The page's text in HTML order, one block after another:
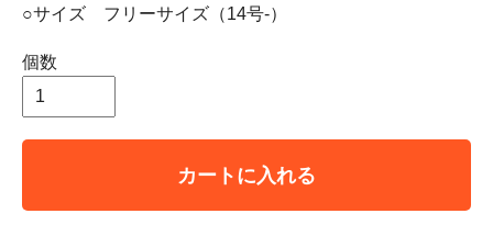
○サイズ フリーサイズ（14号-）
個数
カートに入れる